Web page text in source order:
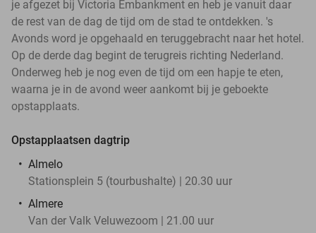
je afgezet bij Victoria Embankment en heb je vanuit daar
de rest van de dag de tijd om de stad te ontdekken. 's
Avonds word je opgehaald en teruggebracht naar het hotel.
Op de derde dag begint de terugreis richting Nederland.
Onderweg heb je nog even de tijd om een hapje te eten,
waarna je in de avond weer aankomt bij je geboekte
opstapplaats.
Opstapplaatsen dagtrip
Almelo
Stationsplein 5 (tourbushalte) | 20.30 uur
Almere
Van der Valk Veluwezoom | 21.00 uur